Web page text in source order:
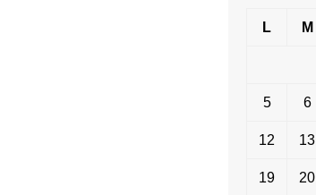
L M
5 6
12 13
19 20